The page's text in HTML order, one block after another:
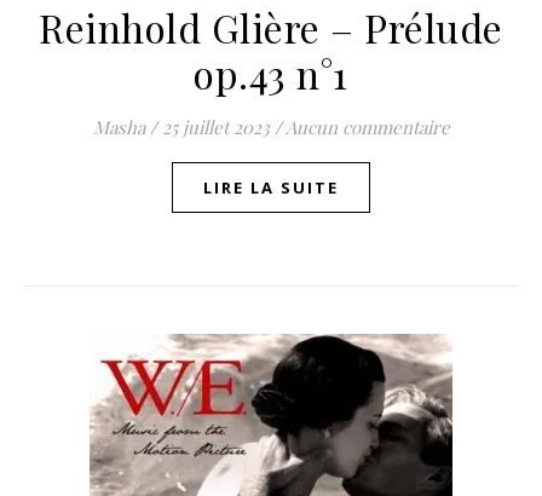
Reinhold Glière – Prélude
op.43 n°1
Masha / 25 juillet 2023 /Aucun commentaire
LIRE LA SUITE